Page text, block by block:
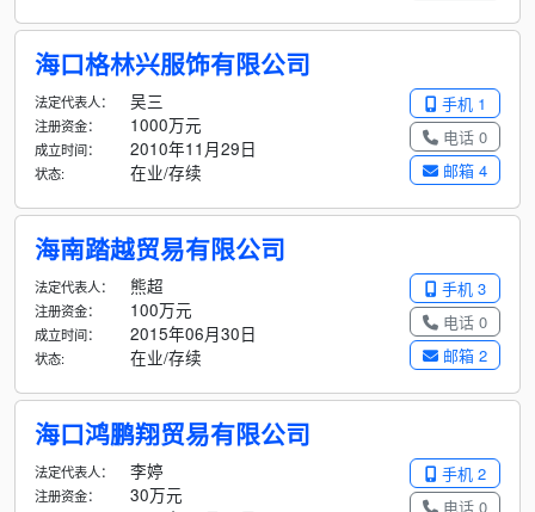
海口格林兴服饰有限公司
手机 1
电话 0
邮箱 4
法定代表人： 吴三
注册资金： 1000万元
成立时间： 2010年11月29日
状态: 在业/存续
海南踏越贸易有限公司
手机 3
电话 0
邮箱 2
法定代表人： 熊超
注册资金： 100万元
成立时间： 2015年06月30日
状态: 在业/存续
海口鸿鹏翔贸易有限公司
手机 2
电话 0
法定代表人： 李婷
注册资金： 30万元